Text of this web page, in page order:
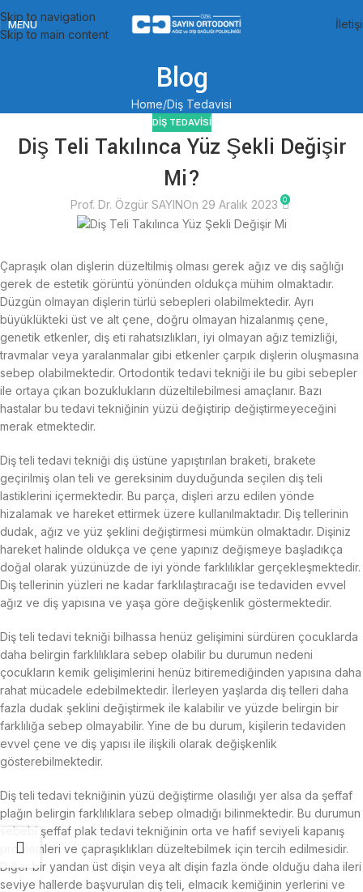
Skip to navigation
Skip to main content
MENU
Blog
Home Diş Tedavisi
DIŞ TEDAVISI
Diş Teli Takılınca Yüz Şekli Değişir
Mi?
Prof. Dr. Özgür SAYINOn 29 Aralık 2023 0
Çapraşık olan dişlerin düzeltilmiş olması gerek ağız ve diş sağlığı
gerek de estetik görüntü yönünden oldukça mühim olmaktadır.
Düzgün olmayan dişlerin türlü sebepleri olabilmektedir. Ayrı
büyüklükteki üst ve alt çene, doğru olmayan hizalanmış çene,
genetik etkenler, diş eti rahatsızlıkları, iyi olmayan ağız temizliği,
travmalar veya yaralanmalar gibi etkenler çarpık dişlerin oluşmasına
sebep olabilmektedir. Ortodontik tedavi tekniği ile bu gibi sebepler
ile ortaya çıkan bozuklukların düzeltilebilmesi amaçlanır. Bazı
hastalar bu tedavi tekniğinin yüzü değiştirip değiştirmeyeceğini
merak etmektedir.
Diş teli tedavi tekniği diş üstüne yapıştırılan braketi, brakete
geçirilmiş olan teli ve gereksinim duyduğunda seçilen diş teli
lastiklerini içermektedir. Bu parça, dişleri arzu edilen yönde
hizalamak ve hareket ettirmek üzere kullanılmaktadır. Diş tellerinin
dudak, ağız ve yüz şeklini değiştirmesi mümkün olmaktadır. Dişiniz
hareket halinde oldukça ve çene yapınız değişmeye başladıkça
doğal olarak yüzünüzde de iyi yönde farklılıklar gerçekleşmektedir.
Diş tellerinin yüzleri ne kadar farklılaştıracağı ise tedaviden evvel
ağız ve diş yapısına ve yaşa göre değişkenlik göstermektedir.
Diş teli tedavi tekniği bilhassa henüz gelişimini sürdüren çocuklarda
daha belirgin farklılıklara sebep olabilir bu durumun nedeni
çocukların kemik gelişimlerini henüz bitiremediğinden yapısına daha
rahat mücadele edebilmektedir. İlerleyen yaşlarda diş telleri daha
fazla dudak şeklini değiştirmek ile kalabilir ve yüzde belirgin bir
farklılığa sebep olmayabilir. Yine de bu durum, kişilerin tedaviden
evvel çene ve diş yapısı ile ilişkili olarak değişkenlik
gösterebilmektedir.
Diş teli tedavi tekniğinin yüzü değiştirme olasılığı yer alsa da şeffaf
plağın belirgin farklılıklara sebep olmadığı bilinmektedir. Bu durumun
sebebi şeffaf plak tedavi tekniğinin orta ve hafif seviyeli kapanış
problemleri ve çapraşıklıkları düzeltebilmek için tercih edilmesidir.
Diğer bir yandan üst dişin veya alt dişin fazla önde olduğu daha ileri
seviye hallerde başvurulan diş teli, elmacık kemiğinin yerlerini ve